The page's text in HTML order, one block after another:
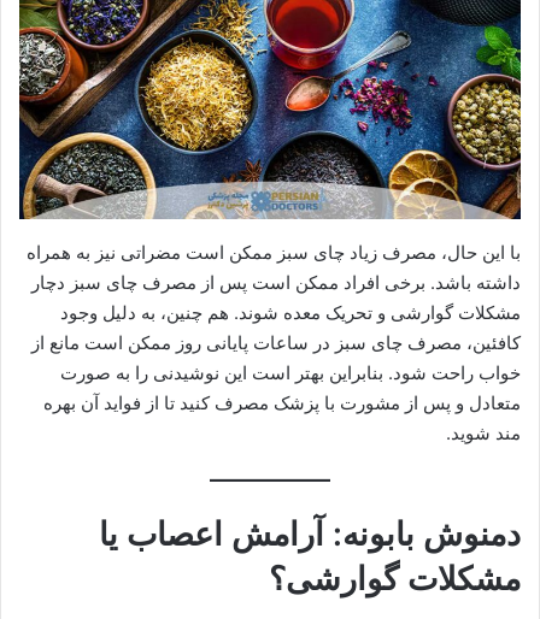
با این حال، مصرف زیاد چای سبز ممکن است مضراتی نیز به همراه
داشته باشد. برخی افراد ممکن است پس از مصرف چای سبز دچار
مشکلات گوارشی و تحریک معده شوند. هم چنین، به دلیل وجود
کافئین، مصرف چای سبز در ساعات پایانی روز ممکن است مانع از
خواب راحت شود. بنابراین بهتر است این نوشیدنی را به صورت
متعادل و پس از مشورت با پزشک مصرف کنید تا از فواید آن بهره
مند شوید.
دمنوش بابونه: آرامش اعصاب یا
مشکلات گوارشی؟